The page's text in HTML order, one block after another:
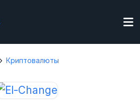
Криптовалюты